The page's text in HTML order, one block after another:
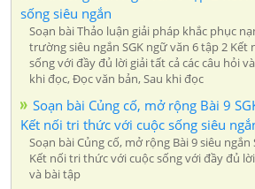
sống siêu ngắn
Soạn bài Thảo luận giải pháp khắc phục
trường siêu ngắn SGK ngữ văn 6 tập 2
sống với đầy đủ lời giải tất cả các câu hỏi
khi đọc, Đọc văn bản, Sau khi đọc
Soạn bài Củng cố, mở rộng Bài 9
Kết nối tri thức với cuộc sống siêu
Soạn bài Củng cố, mở rộng Bài 9 siêu ngắn
Kết nối tri thức với cuộc sống với đầy đủ
và bài tập